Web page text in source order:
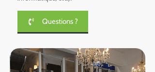
Questions ?